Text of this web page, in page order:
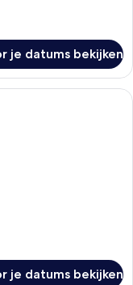
je datums bekijken
met een bed, een
je datums bekijken